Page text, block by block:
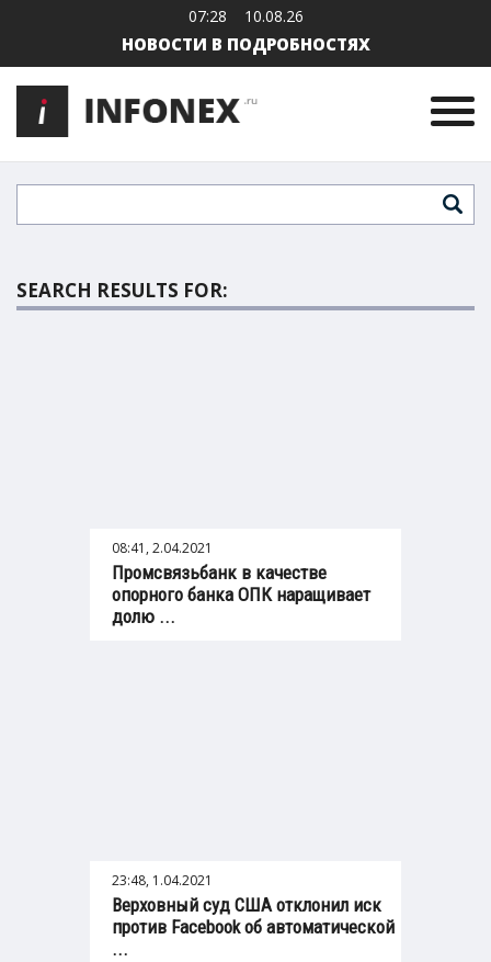
07:28 10.08.26
НОВОСТИ В ПОДРОБНОСТЯХ
SEARCH RESULTS FOR:
08:41, 2.04.2021
Промсвязьбанк в качестве
опорного банка ОПК наращивает
долю ...
23:48, 1.04.2021
Верховный суд США отклонил иск
против Facebook об автоматической
...